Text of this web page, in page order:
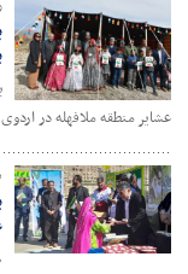
عشایر منطقه ملافهله در